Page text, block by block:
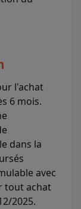
l'achat
6 mois.
dans la
avec
tout achat
2025.